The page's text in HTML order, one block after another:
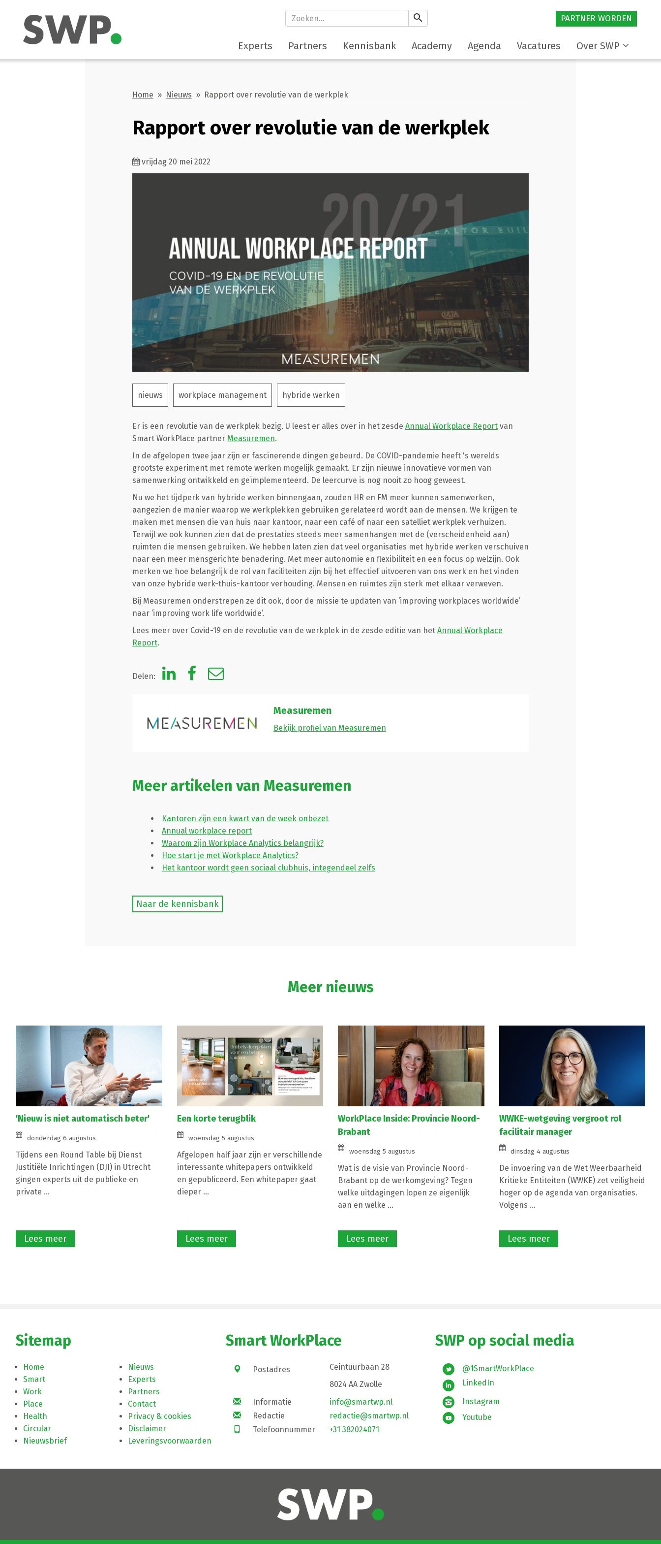
search PARTNER WORDEN
Experts Partners Kennisbank Academy Agenda Vacatures Over SWP
Home » Nieuws » Rapport over revolutie van de werkplek
Rapport over revolutie van de werkplek
vrijdag 20 mei 2022
nieuws workplace management hybride werken
Er is een revolutie van de werkplek bezig. U leest er alles over in het zesde Annual Workplace Reportvan
Smart WorkPlace partner Measuremen.
In de afgelopen twee jaar zijn er fascinerende dingen gebeurd. De COVID-pandemie heeft 's werelds
grootste experiment met remote werken mogelijk gemaakt. Er zijn nieuwe innovatieve vormen van
samenwerking ontwikkeld en geïmplementeerd. De leercurve is nog nooit zo hoog geweest.
Nu we het tijdperk van hybride werken binnengaan, zouden HR en FM meer kunnen samenwerken,
aangezien de manier waarop we werkplekken gebruiken gerelateerd wordt aan de mensen. We krijgen te
maken met mensen die van huis naar kantoor, naar een café of naar een satelliet werkplek verhuizen.
Terwijl we ook kunnen zien dat de prestaties steeds meer samenhangen met de (verscheidenheid aan)
ruimten die mensen gebruiken. We hebben laten zien dat veel organisaties met hybride werken verschuiven
naar een meer mensgerichte benadering. Met meer autonomie en flexibiliteit en een focus op welzijn. Ook
merken we hoe belangrijk de rol van faciliteiten zijn bij het effectief uitvoeren van ons werk en het vinden
van onze hybride werk-thuis-kantoor verhouding. Mensen en ruimtes zijn sterk met elkaar verweven.
Bij Measuremen onderstrepen ze dit ook, door de missie te updaten van ‘improving workplaces worldwide’
naar ‘improving work life worldwide’.
Lees meer over Covid-19 en de revolutie van de werkplek in de zesde editie van het Annual Workplace
Report.
Delen:
Measuremen
Bekijk profiel van Measuremen
Meer artikelen van Measuremen
Kantoren zijn een kwart van de week onbezet
Annual workplace report
Waarom zijn Workplace Analytics belangrijk?
Hoe start je met Workplace Analytics?
Het kantoor wordt geen sociaal clubhuis, integendeel zelfs
Naar de kennisbank
Meer nieuws
'Nieuw is niet automatisch beter'
donderdag 6 augustus
Tijdens een Round Table bij Dienst
Justitiële Inrichtingen (DJI) in Utrecht
gingen experts uit de publieke en
private ...
Lees meer
Een korte terugblik
woensdag 5 augustus
Afgelopen half jaar zijn er verschillende
interessante whitepapers ontwikkeld
en gepubliceerd. Een whitepaper gaat
dieper ...
Lees meer
WorkPlace Inside: Provincie Noord-
Brabant
woensdag 5 augustus
Wat is de visie van Provincie Noord-
Brabant op de werkomgeving? Tegen
welke uitdagingen lopen ze eigenlijk
aan en welke ...
Lees meer
WWKE-wetgeving vergroot rol
facilitair manager
dinsdag 4 augustus
De invoering van de Wet Weerbaarheid
Kritieke Entiteiten (WWKE) zet veiligheid
hoger op de agenda van organisaties.
Volgens ...
Lees meer
Sitemap
Home
Smart
Work
Place
Health
Circular
Nieuwsbrief
Nieuws
Experts
Partners
Contact
Privacy & cookies
Disclaimer
Leveringsvoorwaarden
Smart WorkPlace
Postadres
Ceintuurbaan 28
8024 AA Zwolle
Informatie
info@smartwp.nl
Redactie
redactie@smartwp.nl
Telefoonnummer
+31 382024071
SWP op social media
@1SmartWorkPlace
LinkedIn
Instagram
Youtube